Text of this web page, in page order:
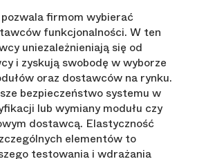
firmom wybierać
funkcjonalności. W ten
uniezależnieniają się od
i zyskują swobodę w wyborze
oraz dostawców na rynku.
bezpieczeństwo systemu w
lub wymiany modułu czy
dostawcą. Elastyczność
elementów to
testowania i wdrażania